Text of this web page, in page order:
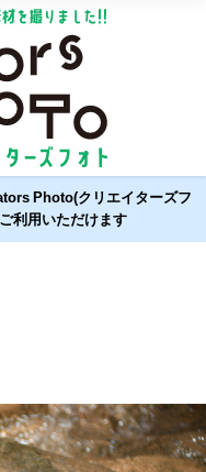
Photo(クリエイターズフ
利用いただけます